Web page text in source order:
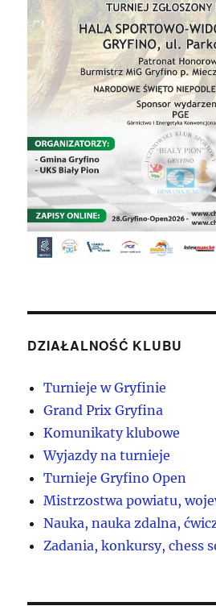
DZIAŁALNOŚĆ KLUBU
Turnieje w Gryfinie
Grand Prix Gryfina
Komunikaty klubowe
Wyjazdy na turnieje
Turnieje Gryfino Open
Mistrzostwa powiatu,
Nauka, nauka zdalna,
Zadania, konkursy, chess